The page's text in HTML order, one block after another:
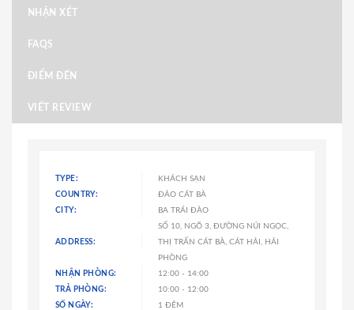
NHẬN XÉT
FAQS
ĐIỂM ĐẾN
VIẾT REVIEW
TYPE:
KHÁCH SẠN
COUNTRY:
ĐẢO CÁT BÀ
CITY:
BA TRÁI ĐÀO
ADDRESS:
SỐ 10, NGÕ 3, ĐƯỜNG NÚI NGỌC,
THỊ TRẤN CÁT BÀ, CÁT HẢI, HẢI
PHÒNG
NHẬN PHÒNG:
12:00 - 14:00
TRẢ PHÒNG:
10:00 - 12:00
SỐ NGÀY:
1 ĐÊM